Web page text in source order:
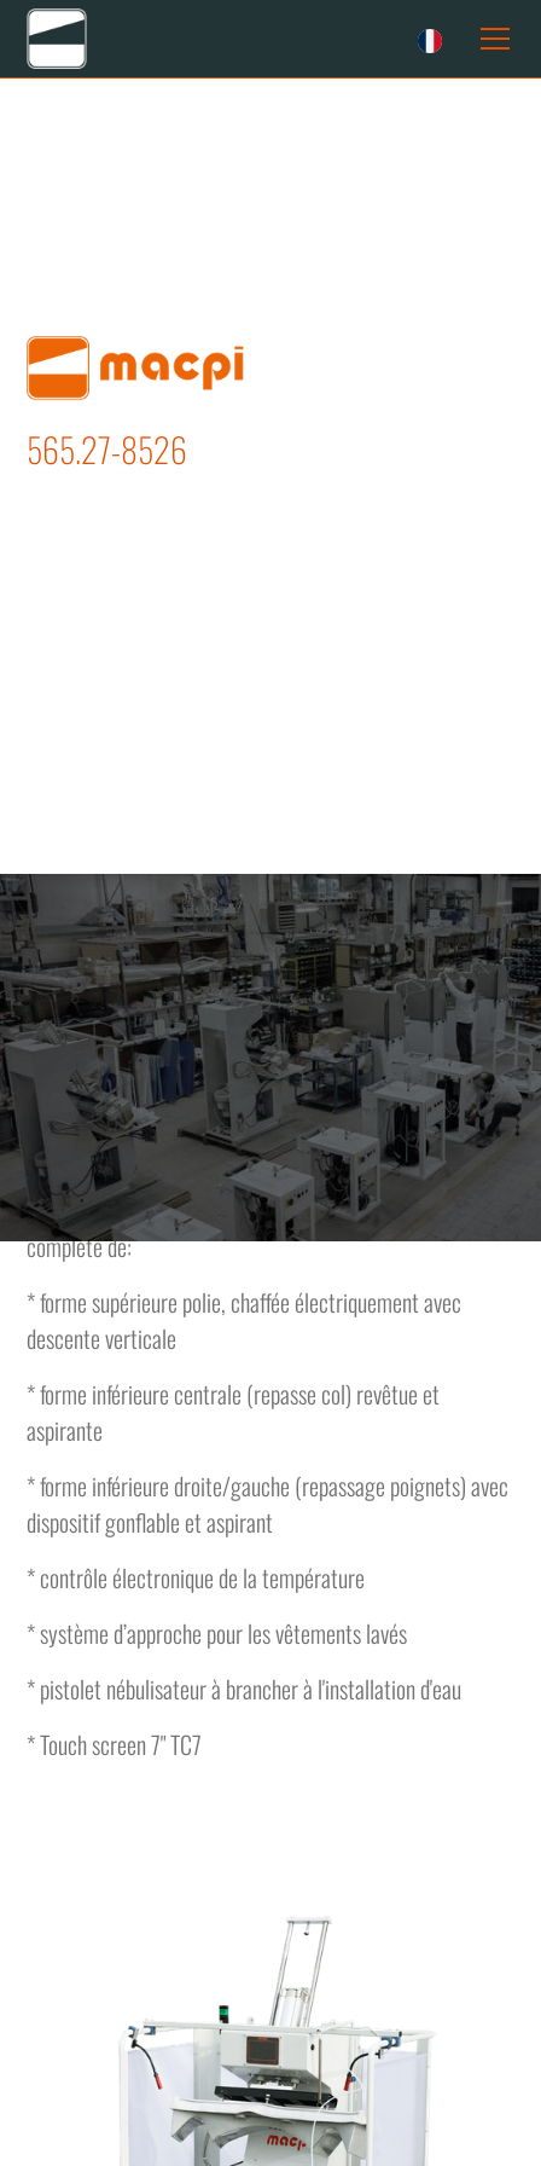
565.27-8526
565.27-8526
MACHINE À REPASSER VERTICALE
Machine à repasser électropneumatique pour le repassage
des cols et des poignets avec descente verticale de la forme
supérieure.
La machine a les caractéristiques suivantes et elle est
complète de:
* forme supérieure polie, chaffée électriquement avec
descente verticale
* forme inférieure centrale (repasse col) revêtue et
aspirante
* forme inférieure droite/gauche (repassage poignets) avec
dispositif gonflable et aspirant
* contrôle électronique de la température
* système d’approche pour les vêtements lavés
* pistolet nébulisateur à brancher à l'installation d'eau
* Touch screen 7" TC7